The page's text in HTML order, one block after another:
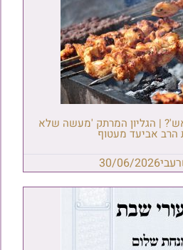
| הגליון המרתק 'מעשה שלא
הרב אביעד מעטוף
30/06/2026